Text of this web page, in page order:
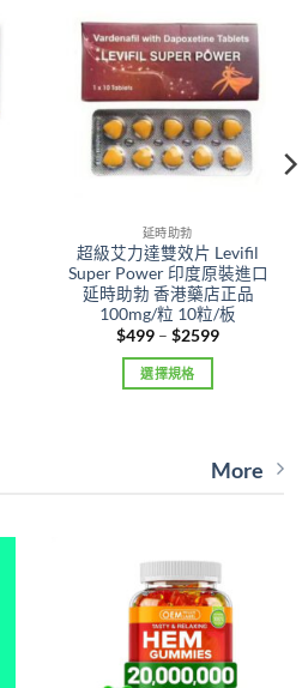
延時助勃
超級艾力達雙效片 Levifil
Super Power 印度原裝進口
延時助勃 香港藥店正品
100mg/粒 10粒/板
$499 – $2599Price
選擇規格
multiple
may
be
chosen
on
the
More